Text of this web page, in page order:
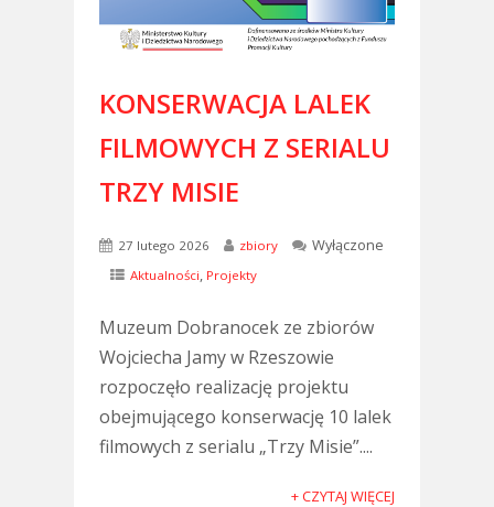
KONSERWACJA LALEK
FILMOWYCH Z SERIALU
TRZY MISIE
27 lutego 2026 zbiory Wyłączone
Aktualności, Projekty
Muzeum Dobranocek ze zbiorów
Wojciecha Jamy w Rzeszowie
rozpoczęło realizację projektu
obejmującego konserwację 10 lalek
filmowych z serialu „Trzy Misie”....
+ CZYTAJ WIĘCEJ